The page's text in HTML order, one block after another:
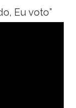
Eu voto”